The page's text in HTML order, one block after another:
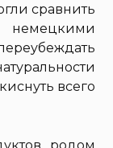
сравнить
немецкими
всего
родом